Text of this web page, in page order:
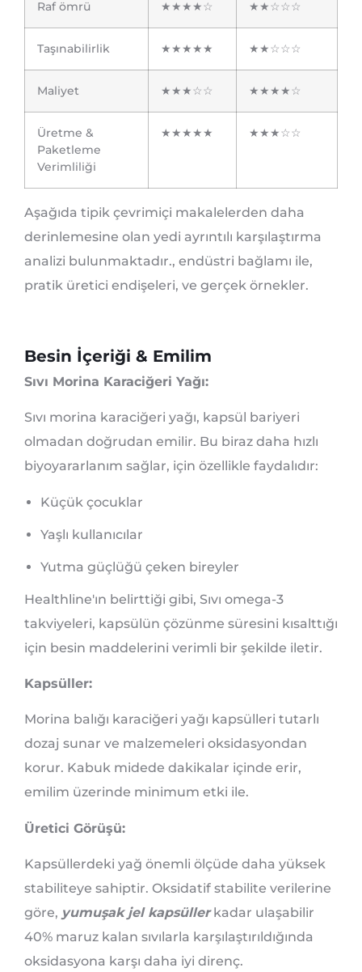
Raf ömrü ★★★★☆ ★★☆☆☆
Taşınabilirlik ★★★★★ ★★☆☆☆
Maliyet ★★★☆☆ ★★★★☆
Üretme &
Paketleme
Verimliliği
★★★★★ ★★★☆☆
Aşağıda tipik çevrimiçi makalelerden daha
derinlemesine olan yedi ayrıntılı karşılaştırma
analizi bulunmaktadır., endüstri bağlamı ile,
pratik üretici endişeleri, ve gerçek örnekler.
Besin İçeriği & Emilim
Sıvı Morina Karaciğeri Yağı:
Sıvı morina karaciğeri yağı, kapsül bariyeri
olmadan doğrudan emilir. Bu biraz daha hızlı
biyoyararlanım sağlar, için özellikle faydalıdır:
Küçük çocuklar
Yaşlı kullanıcılar
Yutma güçlüğü çeken bireyler
Healthline'ın belirttiği gibi, Sıvı omega-3
takviyeleri, kapsülün çözünme süresini kısalttığı
için besin maddelerini verimli bir şekilde iletir.
Kapsüller:
Morina balığı karaciğeri yağı kapsülleri tutarlı
dozaj sunar ve malzemeleri oksidasyondan
korur. Kabuk midede dakikalar içinde erir,
emilim üzerinde minimum etki ile.
Üretici Görüşü:
Kapsüllerdeki yağ önemli ölçüde daha yüksek
stabiliteye sahiptir. Oksidatif stabilite verilerine
göre, yumuşak jel kapsüller kadar ulaşabilir
40% maruz kalan sıvılarla karşılaştırıldığında
oksidasyona karşı daha iyi direnç.